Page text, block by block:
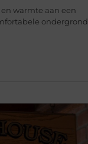
warmte aan een
ondergrond